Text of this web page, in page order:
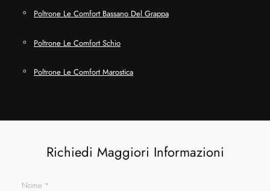
Poltrone Le Comfort Bassano Del Grappa
Poltrone Le Comfort Schio
Poltrone Le Comfort Marostica
Richiedi Maggiori Informazioni